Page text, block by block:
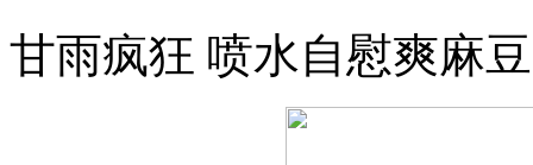
甘雨疯狂 喷水自慰